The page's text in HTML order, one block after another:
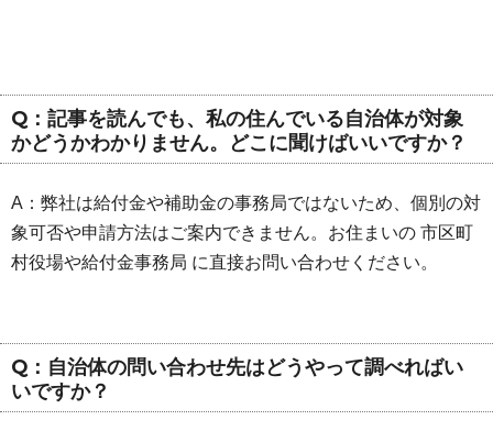
Q：記事を読んでも、私の住んでいる自治体が対象
かどうかわかりません。どこに聞けばいいですか？
A：弊社は給付金や補助金の事務局ではないため、個別の対
象可否や申請方法はご案内できません。お住まいの 市区町
村役場や給付金事務局 に直接お問い合わせください。
Q：自治体の問い合わせ先はどうやって調べればい
いですか？